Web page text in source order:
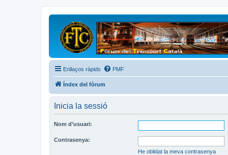
Enllaços ràpids PMF
Índex del fòrum
Inicia la sessió
Nom d’usuari:
Contrasenya:
He oblidat la meva contrasenya